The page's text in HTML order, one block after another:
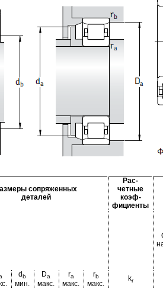
сопряженных
деталей
Рас-
четные
коэф-
фициенты
d b
мин.
Da
макс.
ra
макс.
rb
макс.
kr